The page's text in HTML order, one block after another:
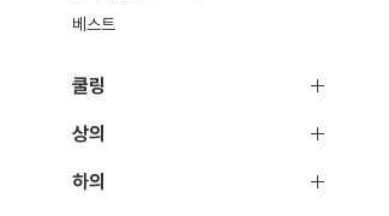
베스트
쿨링
상의
하의